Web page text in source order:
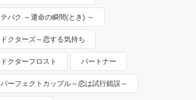
テバク ～運命の瞬間(とき) ～
ドクターズ～恋する気持ち
ドクターフロスト パートナー
パーフェクトカップル～恋は試行錯誤～